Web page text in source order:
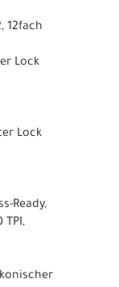
12fach
Lock
Lock
Ready,
TPI,